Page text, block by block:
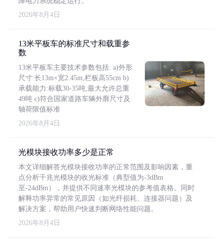
2026年8月4日
13米平板车的标准尺寸和载重参
数
13米平板车主要技术参数包括: a)外形
尺寸:长13m×宽2.45m,栏板高55cm b)
承载能力:标载30-35吨,最大允许总重
49吨 c)符合国家道路车辆外廓尺寸及
轴荷限值标准
2026年8月4日
光模块接收功率多少是正常
本文详细解答光模块接收功率的正常范围及影响因素，重
点分析千兆光模块的收光标准（典型值为-3dBm
至-24dBm），并提供不同速率光模块的参考值表格。同时
解释功率异常的常见原因（如光纤损耗、连接器问题）及
解决方案，帮助用户快速判断网络性能问题。
2026年8月4日